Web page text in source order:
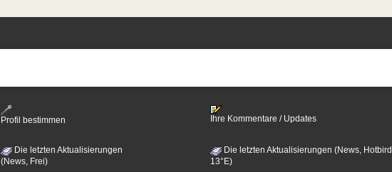
Profil bestimmen
Ihre Kommentare / Updates
Die letzten Aktualisierungen
(News, Frei)
Die letzten Aktualisierungen (News, Hotbird
13°E)